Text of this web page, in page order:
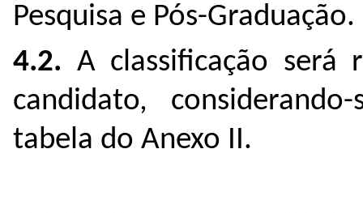
Pesquisa e Pós-Graduação.
4.2. A classificação será
candidato,
tabela do Anexo II.